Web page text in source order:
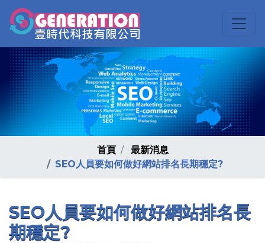
首頁
最新消息
SEO人員要如何做好網站排名長期穩定?
SEO人員要如何做好網站排名長
期穩定?